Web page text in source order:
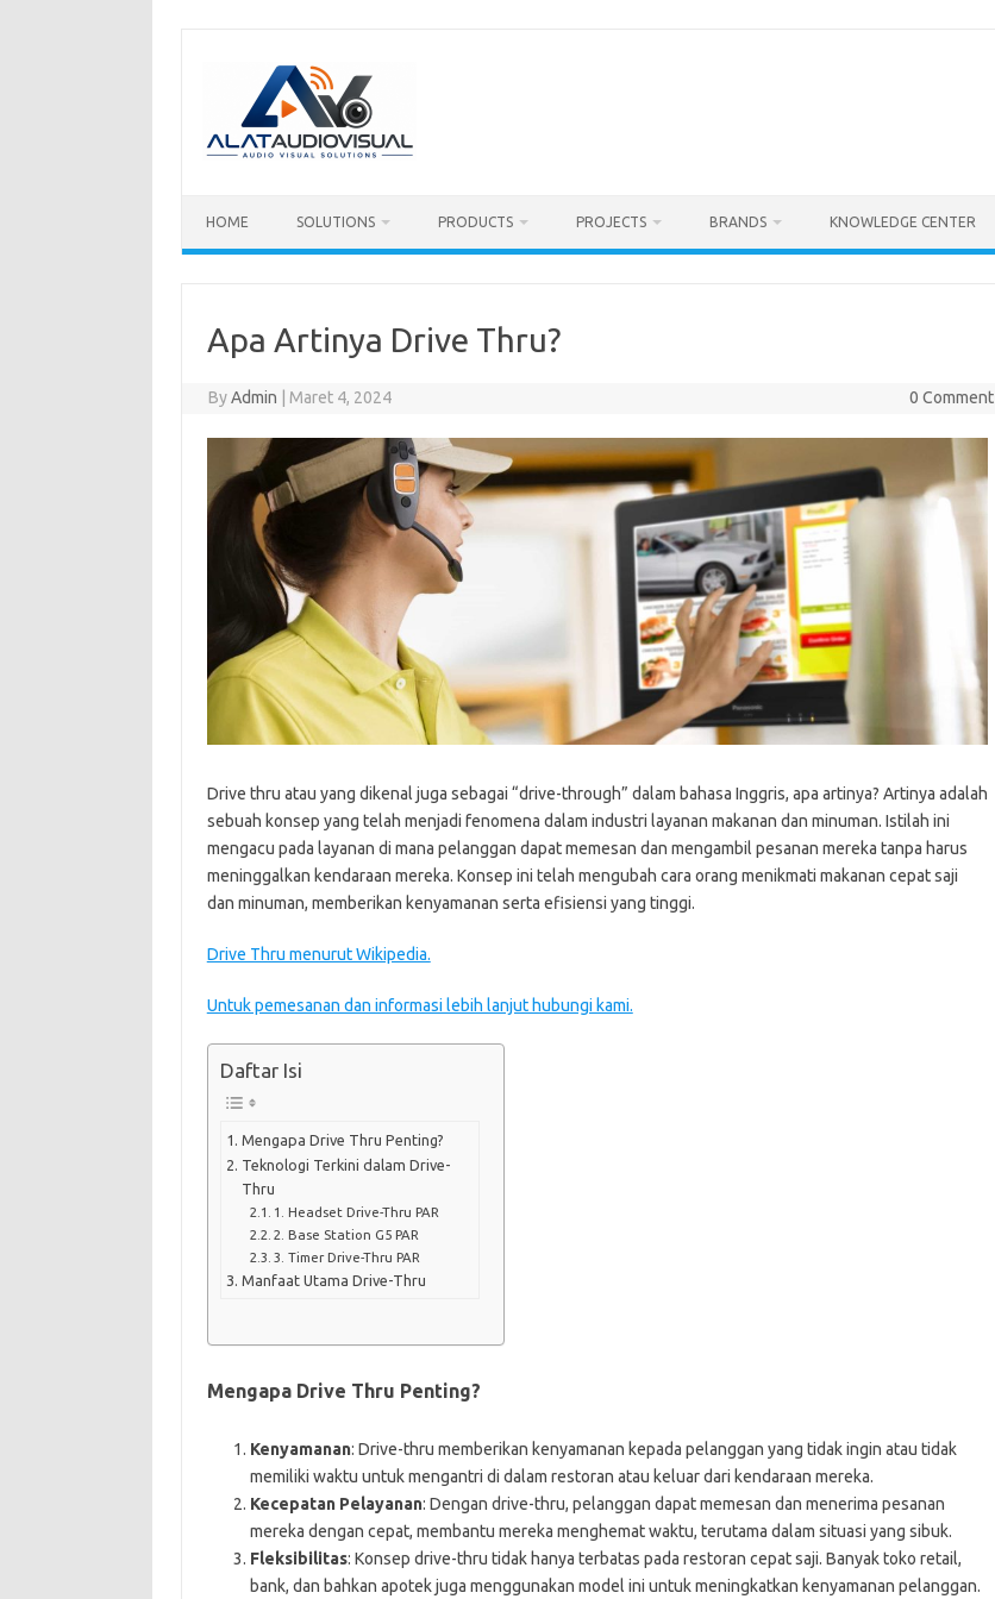
HOME SOLUTIONS PRODUCTS PROJECTS BRANDS KNOWLEDGE CENTER
Apa Artinya Drive Thru?
ByAdmin Maret 4, 2024 0 Comment
Drive thru atau yang dikenal juga sebagai “drive-through” dalam bahasa Inggris, apa artinya? Artinya adalah
sebuah konsep yang telah menjadi fenomena dalam industri layanan makanan dan minuman. Istilah ini
mengacu pada layanan di mana pelanggan dapat memesan dan mengambil pesanan mereka tanpa harus
meninggalkan kendaraan mereka. Konsep ini telah mengubah cara orang menikmati makanan cepat saji
dan minuman, memberikan kenyamanan serta efisiensi yang tinggi.
Drive Thru menurut Wikipedia.
Untuk pemesanan dan informasi lebih lanjut hubungi kami.
Daftar Isi
Mengapa Drive Thru Penting?
Teknologi Terkini dalam Drive-
Thru
1. Headset Drive-Thru PAR
2. Base Station G5 PAR
3. Timer Drive-Thru PAR
Manfaat Utama Drive-Thru
Mengapa Drive Thru Penting?
Kenyamanan: Drive-thru memberikan kenyamanan kepada pelanggan yang tidak ingin atau tidak
memiliki waktu untuk mengantri di dalam restoran atau keluar dari kendaraan mereka.
Kecepatan Pelayanan: Dengan drive-thru, pelanggan dapat memesan dan menerima pesanan
mereka dengan cepat, membantu mereka menghemat waktu, terutama dalam situasi yang sibuk.
Fleksibilitas: Konsep drive-thru tidak hanya terbatas pada restoran cepat saji. Banyak toko retail,
bank, dan bahkan apotek juga menggunakan model ini untuk meningkatkan kenyamanan pelanggan.